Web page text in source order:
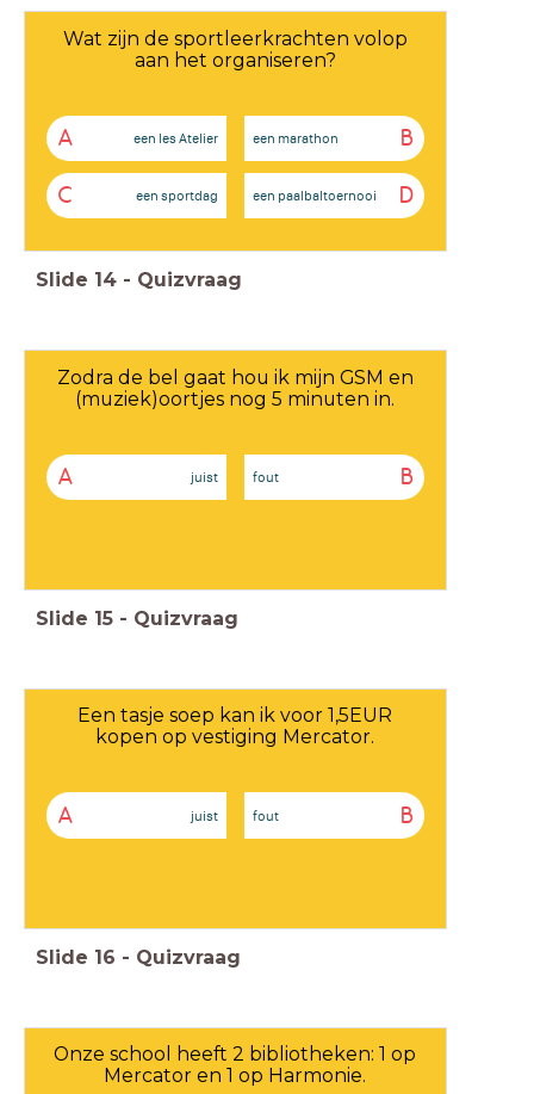
Wat zijn de sportleerkrachten volop
aan het organiseren?
A een les Atelier B
een marathon
C een sportdag D
een paalbaltoernooi
Slide 14 - Quizvraag
Zodra de bel gaat hou ik mijn GSM en
(muziek)oortjes nog 5 minuten in.
A juist B
fout
Slide 15 - Quizvraag
Een tasje soep kan ik voor 1,5EUR
kopen op vestiging Mercator.
A juist B
fout
Slide 16 - Quizvraag
Onze school heeft 2 bibliotheken: 1 op
Mercator en 1 op Harmonie.